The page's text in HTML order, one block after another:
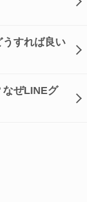
すれば良い
なぜLINEグ